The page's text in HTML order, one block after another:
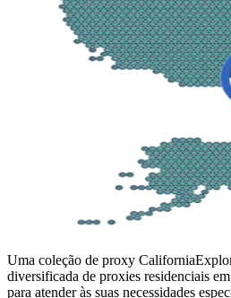
Uma coleção de proxy California
diversificada de proxies residenciais
para atender às suas necessidades